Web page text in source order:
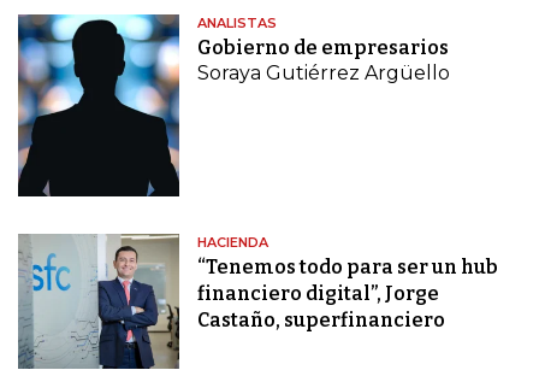
ANALISTAS
Gobierno de empresarios
Soraya Gutiérrez Argüello
HACIENDA
“Tenemos todo para ser un hub
financiero digital”, Jorge
Castaño, superfinanciero